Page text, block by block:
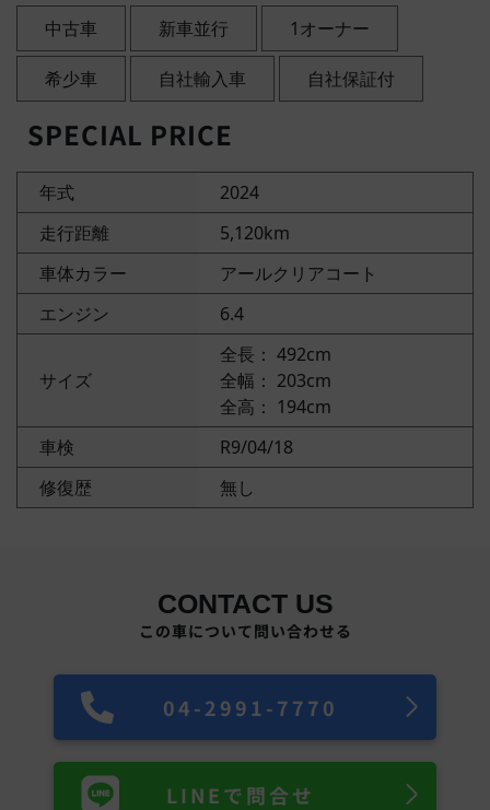
中古車 新車並行 1オーナー
希少車 自社輸入車 自社保証付
SPECIAL PRICE
年式
2024
走行距離
5,120km
車体カラー
アールクリアコート
エンジン
6.4
サイズ
全長： 492cm
全幅： 203cm
全高： 194cm
車検
R9/04/18
修復歴
無し
CONTACT US
この車について問い合わせる
04-2991-7770
LINEで問合せ